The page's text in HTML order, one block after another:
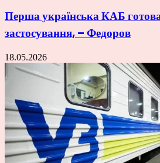
Перша українська КАБ
застосування, – Федоров
18.05.2026